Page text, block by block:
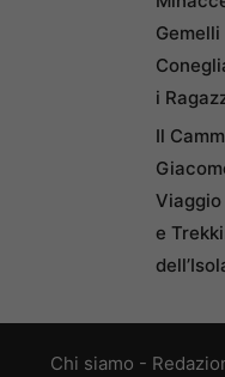
Gemelli
i
Il
e
Chi siamo -